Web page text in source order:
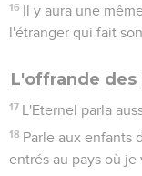
16 Il y aura une
l'étranger qui fait
L'offrande
17 L'Eternel parla
18 Parle aux enfants
entrés au pays où je